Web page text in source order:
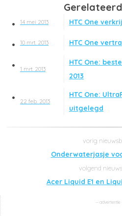
14 mei 2013 HTC One
10 mrt. 2013 HTC One
1 mrt. 2013
HTC One:
2013
22 feb. 2013
HTC One:
uitgelegd
Onderwaterjasje
Acer Liquid E1 en